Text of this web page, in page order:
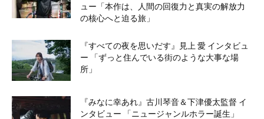
ュー「本作は、人間の回復力と真実の解放力
の核心へと迫る旅」
『すべての夜を思いだす』見上 愛 インタビュ
ー 「ずっと住んでいる街のような大事な場
所」
『みなに幸あれ』古川琴音＆下津優太監督 イ
ンタビュー 「ニュージャンルホラー誕生」